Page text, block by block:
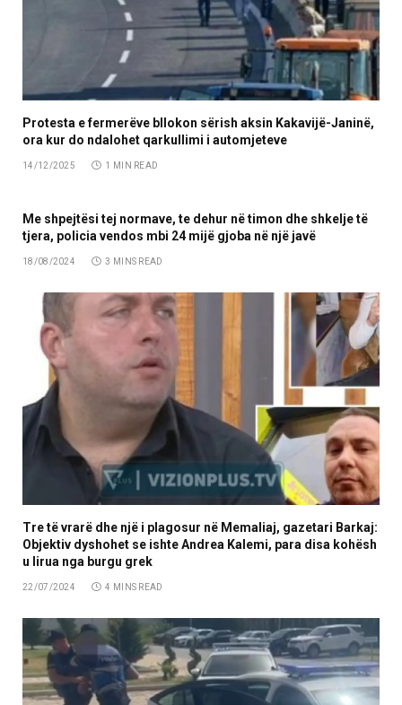
Protesta e fermerëve bllokon sërish aksin Kakavijë-Janinë,
ora kur do ndalohet qarkullimi i automjeteve
14/12/2025 1 MIN READ
Me shpejtësi tej normave, te dehur në timon dhe shkelje të
tjera, policia vendos mbi 24 mijë gjoba në një javë
18/08/2024 3 MINS READ
Tre të vrarë dhe një i plagosur në Memaliaj, gazetari Barkaj:
Objektiv dyshohet se ishte Andrea Kalemi, para disa kohësh
u lirua nga burgu grek
22/07/2024 4 MINS READ